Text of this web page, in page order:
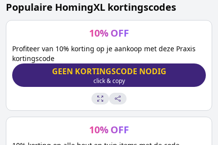
Populaire HomingXL kortingscodes
10%OFF
Profiteer van 10% korting op je aankoop met deze Praxis
kortingscode
GEEN KORTINGSCODE NODIG
click & copy
10%OFF